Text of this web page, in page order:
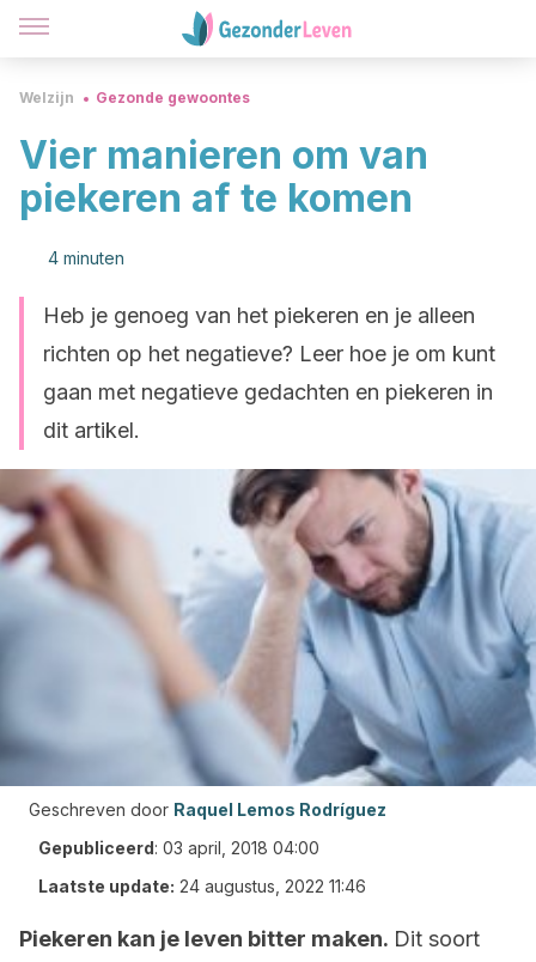
Welzijn Gezonde gewoontes
Vier manieren om van
piekeren af te komen
4 minuten
Heb je genoeg van het piekeren en je alleen
richten op het negatieve? Leer hoe je om kunt
gaan met negatieve gedachten en piekeren in
dit artikel.
Geschreven door Raquel Lemos Rodríguez
Gepubliceerd: 03 april, 2018 04:00
Laatste update: 24 augustus, 2022 11:46
Piekeren kan je leven bitter maken. Dit soort